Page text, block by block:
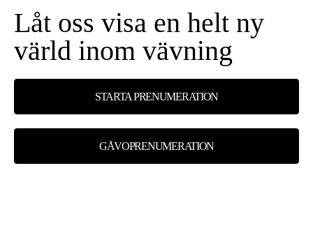
Låt oss visa en helt ny
värld inom vävning
STARTA PRENUMERATION
GÅVOPRENUMERATION